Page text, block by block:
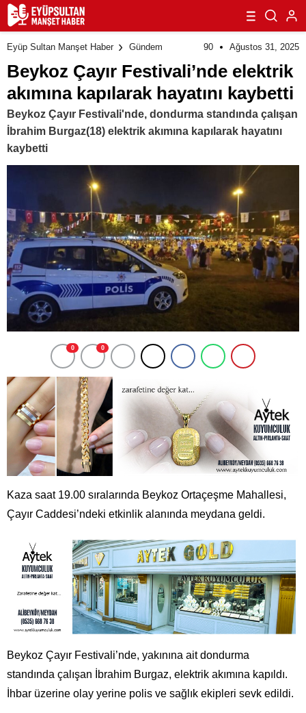
Eyüp Sultan Manşet Haber Gündem 90 Ağustos 31, 2025
Beykoz Çayır Festivali’nde elektrik
akımına kapılarak hayatını kaybetti
Beykoz Çayır Festivali'nde, dondurma standında çalışan
İbrahim Burgaz(18) elektrik akımına kapılarak hayatını
kaybetti
0 0
Kaza saat 19.00 sıralarında Beykoz Ortaçeşme Mahallesi,
Çayır Caddesi’ndeki etkinlik alanında meydana geldi.
Beykoz Çayır Festivali’nde, yakınına ait dondurma
standında çalışan İbrahim Burgaz, elektrik akımına kapıldı.
İhbar üzerine olay yerine polis ve sağlık ekipleri sevk edildi.